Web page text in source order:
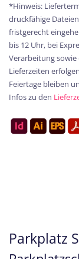
*Hinweis:
druckfähige
fristgerecht
bis 12 Uhr, bei
Verarbeitung
Lieferzeiten
Feiertage bleiben
Infos zu den
Parkplatz